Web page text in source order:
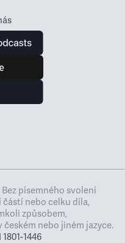
písemného svolení
nebo celku díla,
způsobem,
nebo jiném jazyce.
1446